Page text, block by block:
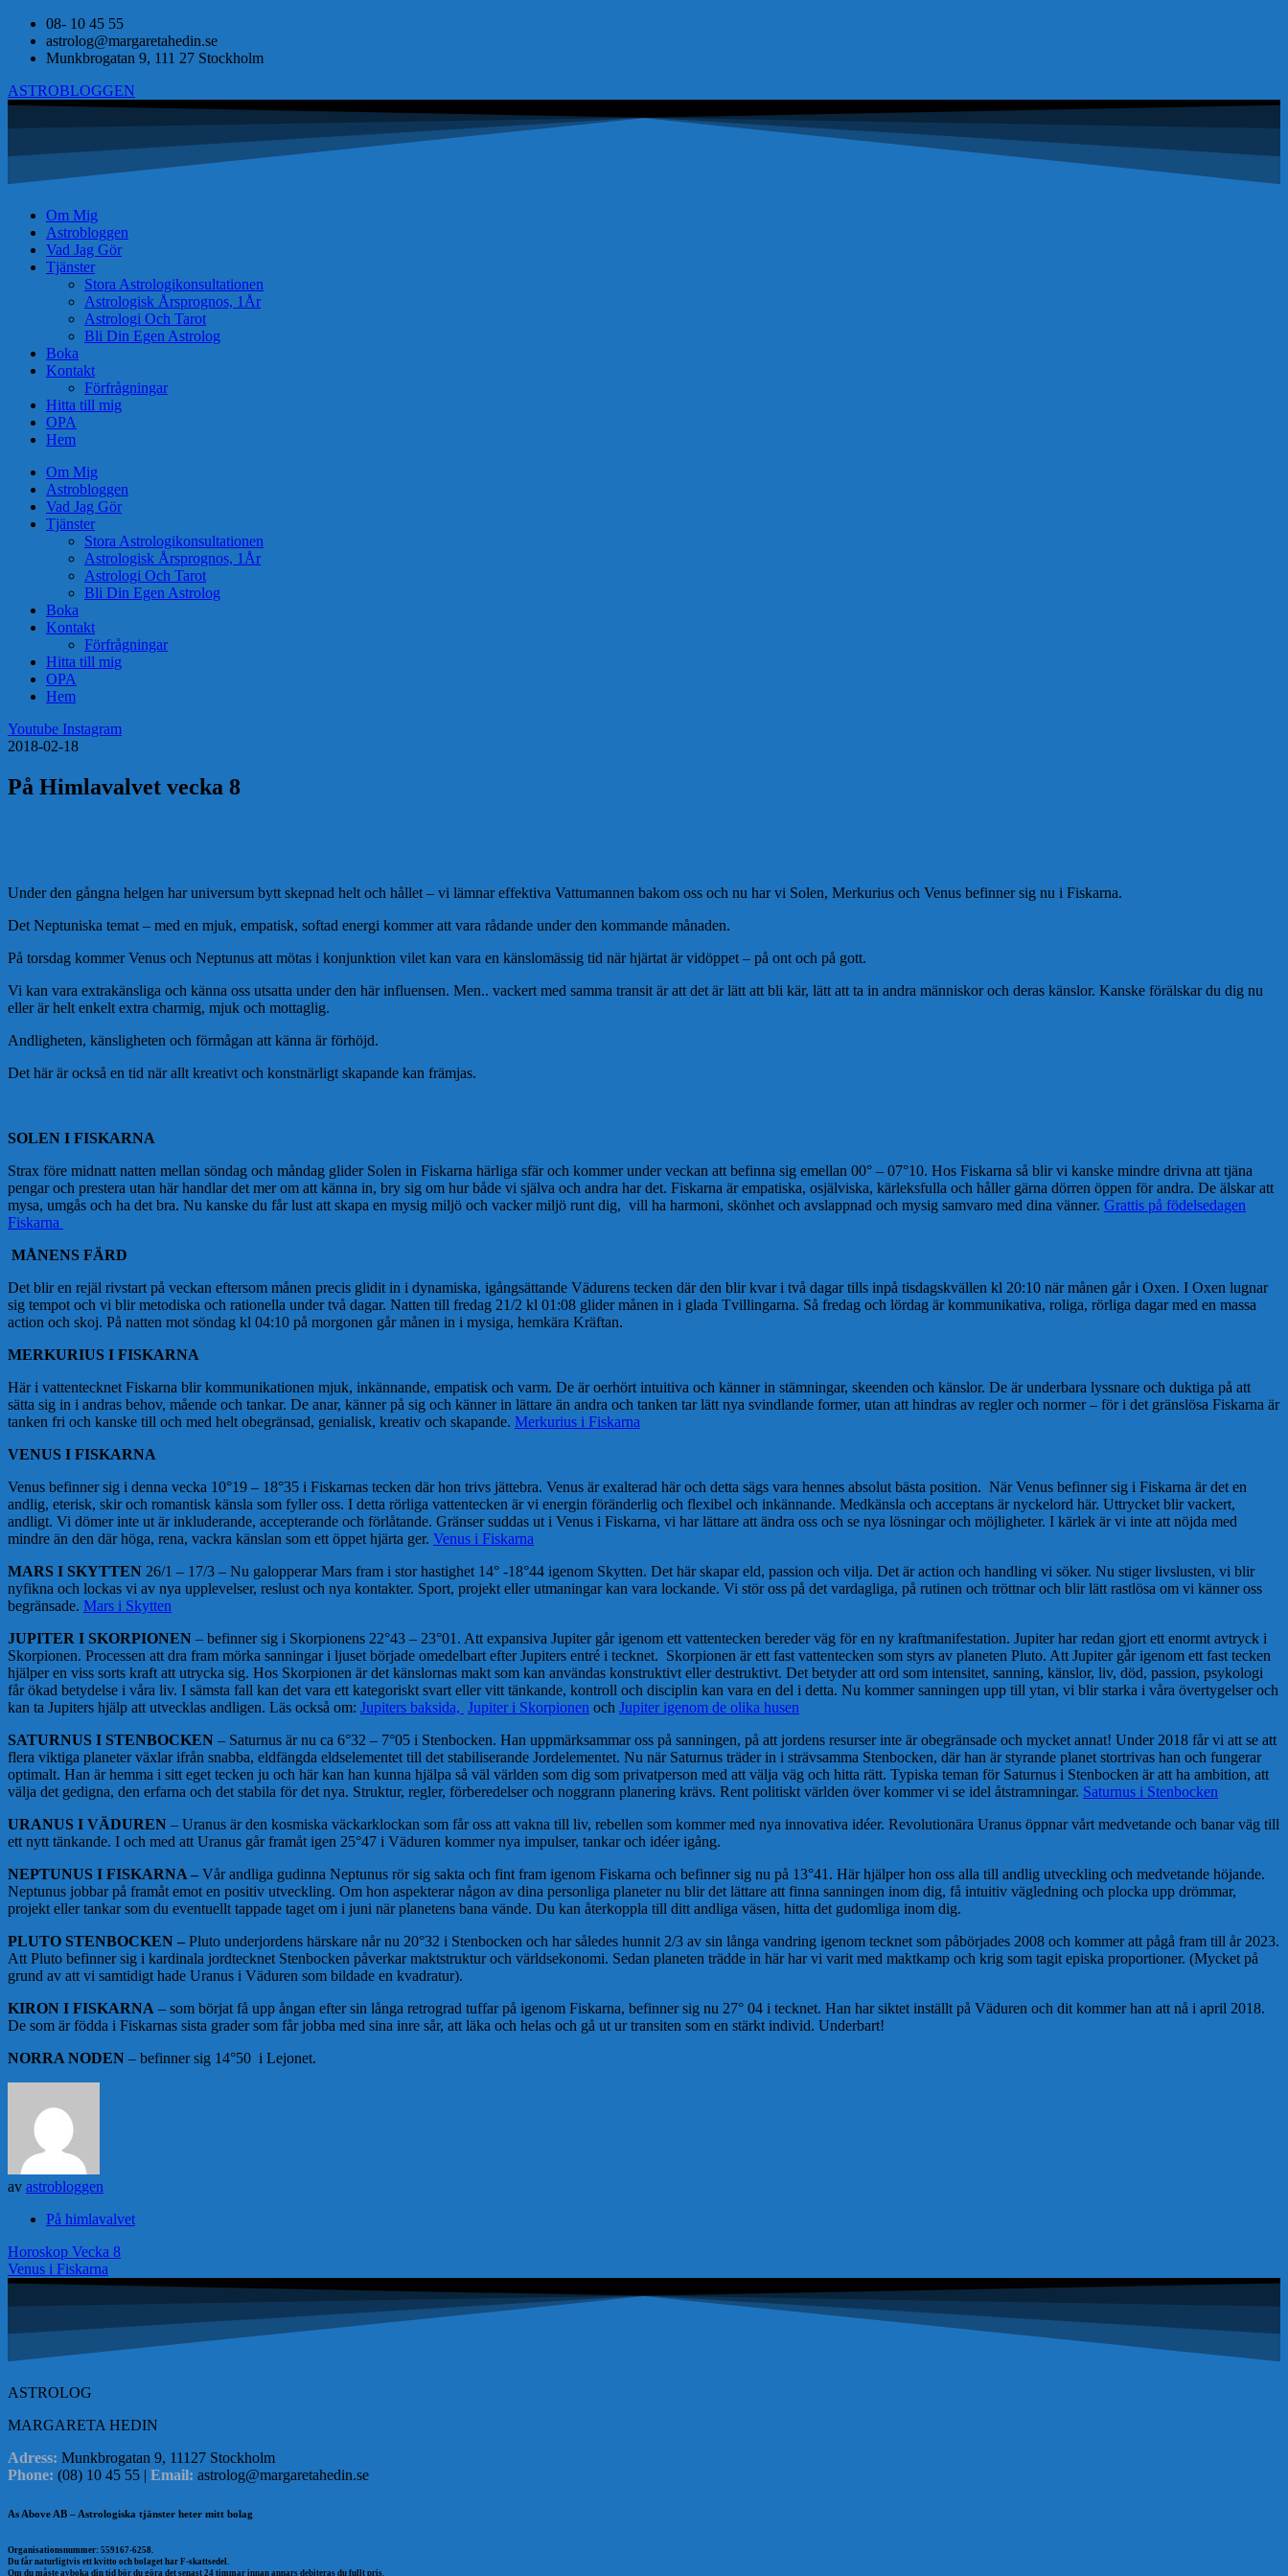
08- 10 45 55
astrolog@margaretahedin.se
Munkbrogatan 9, 111 27 Stockholm
ASTROBLOGGEN
Om Mig
Astrobloggen
Vad Jag Gör
Tjänster
Stora Astrologikonsultationen
Astrologisk Årsprognos, 1År
Astrologi Och Tarot
Bli Din Egen Astrolog
Boka
Kontakt
Förfrågningar
Hitta till mig
OPA
Hem
Om Mig
Astrobloggen
Vad Jag Gör
Tjänster
Stora Astrologikonsultationen
Astrologisk Årsprognos, 1År
Astrologi Och Tarot
Bli Din Egen Astrolog
Boka
Kontakt
Förfrågningar
Hitta till mig
OPA
Hem
Youtube Instagram
2018-02-18
På Himlavalvet vecka 8
Under den gångna helgen har universum bytt skepnad helt och hållet – vi lämnar effektiva Vattumannen bakom oss och nu har vi Solen, Merkurius och Venus befinner sig nu i Fiskarna.
Det Neptuniska temat – med en mjuk, empatisk, softad energi kommer att vara rådande under den kommande månaden.
På torsdag kommer Venus och Neptunus att mötas i konjunktion vilet kan vara en känslomässig tid när hjärtat är vidöppet – på ont och på gott.
Vi kan vara extrakänsliga och känna oss utsatta under den här influensen. Men.. vackert med samma transit är att det är lätt att bli kär, lätt att ta in andra människor och deras känslor. Kanske förälskar du dig nu
eller är helt enkelt extra charmig, mjuk och mottaglig.
Andligheten, känsligheten och förmågan att känna är förhöjd.
Det här är också en tid när allt kreativt och konstnärligt skapande kan främjas.
SOLEN I FISKARNA
Strax före midnatt natten mellan söndag och måndag glider Solen in Fiskarna härliga sfär och kommer under veckan att befinna sig emellan 00° – 07°10. Hos Fiskarna så blir vi kanske mindre drivna att tjäna
pengar och prestera utan här handlar det mer om att känna in, bry sig om hur både vi själva och andra har det. Fiskarna är empatiska, osjälviska, kärleksfulla och håller gärna dörren öppen för andra. De älskar att
mysa, umgås och ha det bra. Nu kanske du får lust att skapa en mysig miljö och vacker miljö runt dig, vill ha harmoni, skönhet och avslappnad och mysig samvaro med dina vänner. Grattis på födelsedagen
Fiskarna
MÅNENS FÄRD
Det blir en rejäl rivstart på veckan eftersom månen precis glidit in i dynamiska, igångsättande Vädurens tecken där den blir kvar i två dagar tills inpå tisdagskvällen kl 20:10 när månen går i Oxen. I Oxen lugnar
sig tempot och vi blir metodiska och rationella under två dagar. Natten till fredag 21/2 kl 01:08 glider månen in i glada Tvillingarna. Så fredag och lördag är kommunikativa, roliga, rörliga dagar med en massa
action och skoj. På natten mot söndag kl 04:10 på morgonen går månen in i mysiga, hemkära Kräftan.
MERKURIUS I FISKARNA
Här i vattentecknet Fiskarna blir kommunikationen mjuk, inkännande, empatisk och varm. De är oerhört intuitiva och känner in stämningar, skeenden och känslor. De är underbara lyssnare och duktiga på att
sätta sig in i andras behov, mående och tankar. De anar, känner på sig och känner in lättare än andra och tanken tar lätt nya svindlande former, utan att hindras av regler och normer – för i det gränslösa Fiskarna är
tanken fri och kanske till och med helt obegränsad, genialisk, kreativ och skapande. Merkurius i Fiskarna
VENUS I FISKARNA
Venus befinner sig i denna vecka 10°19 – 18°35 i Fiskarnas tecken där hon trivs jättebra. Venus är exalterad här och detta sägs vara hennes absolut bästa position. När Venus befinner sig i Fiskarna är det en
andlig, eterisk, skir och romantisk känsla som fyller oss. I detta rörliga vattentecken är vi energin föränderlig och flexibel och inkännande. Medkänsla och acceptans är nyckelord här. Uttrycket blir vackert,
andligt. Vi dömer inte ut är inkluderande, accepterande och förlåtande. Gränser suddas ut i Venus i Fiskarna, vi har lättare att ändra oss och se nya lösningar och möjligheter. I kärlek är vi inte att nöjda med
mindre än den där höga, rena, vackra känslan som ett öppet hjärta ger. Venus i Fiskarna
MARS I SKYTTEN 26/1 – 17/3 – Nu galopperar Mars fram i stor hastighet 14° -18°44 igenom Skytten. Det här skapar eld, passion och vilja. Det är action och handling vi söker. Nu stiger livslusten, vi blir
nyfikna och lockas vi av nya upplevelser, reslust och nya kontakter. Sport, projekt eller utmaningar kan vara lockande. Vi stör oss på det vardagliga, på rutinen och tröttnar och blir lätt rastlösa om vi känner oss
begränsade. Mars i Skytten
JUPITER I SKORPIONEN – befinner sig i Skorpionens 22°43 – 23°01. Att expansiva Jupiter går igenom ett vattentecken bereder väg för en ny kraftmanifestation. Jupiter har redan gjort ett enormt avtryck i
Skorpionen. Processen att dra fram mörka sanningar i ljuset började omedelbart efter Jupiters entré i tecknet. Skorpionen är ett fast vattentecken som styrs av planeten Pluto. Att Jupiter går igenom ett fast tecken
hjälper en viss sorts kraft att utrycka sig. Hos Skorpionen är det känslornas makt som kan användas konstruktivt eller destruktivt. Det betyder att ord som intensitet, sanning, känslor, liv, död, passion, psykologi
får ökad betydelse i våra liv. I sämsta fall kan det vara ett kategoriskt svart eller vitt tänkande, kontroll och disciplin kan vara en del i detta. Nu kommer sanningen upp till ytan, vi blir starka i våra övertygelser och
kan ta Jupiters hjälp att utvecklas andligen. Läs också om: Jupiters baksida, Jupiter i Skorpionen och Jupiter igenom de olika husen
SATURNUS I STENBOCKEN – Saturnus är nu ca 6°32 – 7°05 i Stenbocken. Han uppmärksammar oss på sanningen, på att jordens resurser inte är obegränsade och mycket annat! Under 2018 får vi att se att
flera viktiga planeter växlar ifrån snabba, eldfängda eldselementet till det stabiliserande Jordelementet. Nu när Saturnus träder in i strävsamma Stenbocken, där han är styrande planet stortrivas han och fungerar
optimalt. Han är hemma i sitt eget tecken ju och här kan han kunna hjälpa så väl världen som dig som privatperson med att välja väg och hitta rätt. Typiska teman för Saturnus i Stenbocken är att ha ambition, att
välja det gedigna, den erfarna och det stabila för det nya. Struktur, regler, förberedelser och noggrann planering krävs. Rent politiskt världen över kommer vi se idel åtstramningar. Saturnus i Stenbocken
URANUS I VÄDUREN – Uranus är den kosmiska väckarklockan som får oss att vakna till liv, rebellen som kommer med nya innovativa idéer. Revolutionära Uranus öppnar vårt medvetande och banar väg till
ett nytt tänkande. I och med att Uranus går framåt igen 25°47 i Väduren kommer nya impulser, tankar och idéer igång.
NEPTUNUS I FISKARNA – Vår andliga gudinna Neptunus rör sig sakta och fint fram igenom Fiskarna och befinner sig nu på 13°41. Här hjälper hon oss alla till andlig utveckling och medvetande höjande.
Neptunus jobbar på framåt emot en positiv utveckling. Om hon aspekterar någon av dina personliga planeter nu blir det lättare att finna sanningen inom dig, få intuitiv vägledning och plocka upp drömmar,
projekt eller tankar som du eventuellt tappade taget om i juni när planetens bana vände. Du kan återkoppla till ditt andliga väsen, hitta det gudomliga inom dig.
PLUTO STENBOCKEN – Pluto underjordens härskare når nu 20°32 i Stenbocken och har således hunnit 2/3 av sin långa vandring igenom tecknet som påbörjades 2008 och kommer att pågå fram till år 2023.
Att Pluto befinner sig i kardinala jordtecknet Stenbocken påverkar maktstruktur och världsekonomi. Sedan planeten trädde in här har vi varit med maktkamp och krig som tagit episka proportioner. (Mycket på
grund av att vi samtidigt hade Uranus i Väduren som bildade en kvadratur).
KIRON I FISKARNA – som börjat få upp ångan efter sin långa retrograd tuffar på igenom Fiskarna, befinner sig nu 27° 04 i tecknet. Han har siktet inställt på Väduren och dit kommer han att nå i april 2018.
De som är födda i Fiskarnas sista grader som får jobba med sina inre sår, att läka och helas och gå ut ur transiten som en stärkt individ. Underbart!
NORRA NODEN – befinner sig 14°50 i Lejonet.
av astrobloggen
På himlavalvet
Inläggsnavigering
Horoskop Vecka 8
Venus i Fiskarna
ASTROLOG
MARGARETA HEDIN
Adress: Munkbrogatan 9, 11127 Stockholm
Phone: (08) 10 45 55 | Email: astrolog@margaretahedin.se
As Above AB – Astrologiska tjänster heter mitt bolag
Organisationsnummer: 559167-6258.
Du får naturligtvis ett kvitto och bolaget har F-skattsedel.
Om du måste avboka din tid bör du göra det senast 24 timmar innan annars debiteras du fullt pris.